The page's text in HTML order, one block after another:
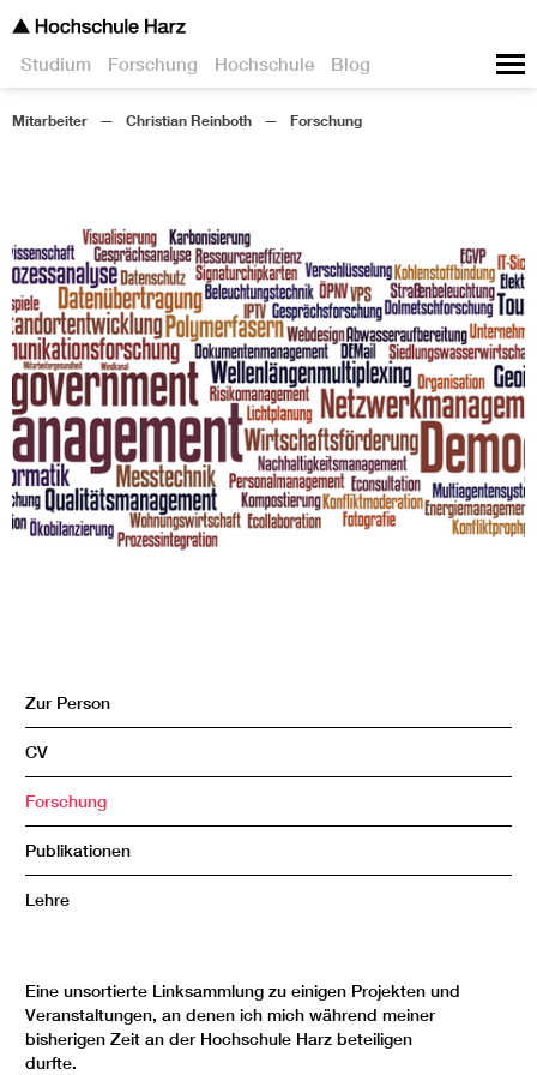
Studium Forschung Hochschule Blog
Mitarbeiter Christian Reinboth Forschung
Zur Person
CV
Forschung
Publikationen
Lehre
Eine unsortierte Linksammlung zu einigen Projekten und
Veranstaltungen, an denen ich mich während meiner
bisherigen Zeit an der Hochschule Harz beteiligen
durfte.